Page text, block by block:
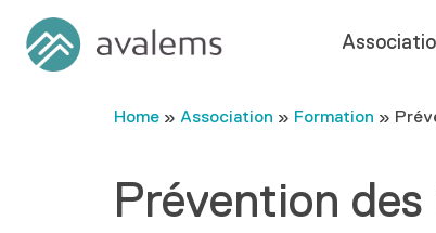
Home» Association » Formation »
Prévention